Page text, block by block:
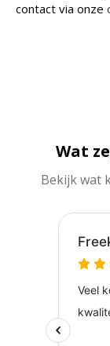
contact via onze
Wat
Bekijk wat